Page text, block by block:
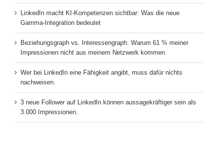
LinkedIn macht KI-Kompetenzen sichtbar: Was die neue
Gamma-Integration bedeutet
Beziehungsgraph vs. Interessengraph: Warum 61 % meiner
Impressionen nicht aus meinem Netzwerk kommen
Wer bei LinkedIn eine Fähigkeit angibt, muss dafür nichts
nachweisen.
3 neue Follower auf LinkedIn können aussagekräftiger sein als
3.000 Impressionen.